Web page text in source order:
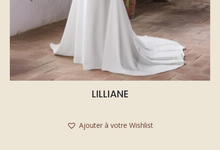
LILLIANE
Ajouter à votre Wishlist